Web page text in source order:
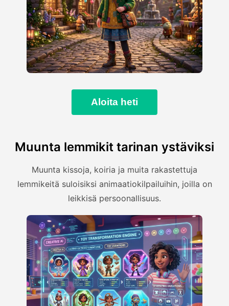
Aloita heti
Muunta lemmikit tarinan ystäviksi
Muunta kissoja, koiria ja muita rakastettuja
lemmikeitä suloisiksi animaatiokilpailuihin, joilla on
leikkisä persoonallisuus.